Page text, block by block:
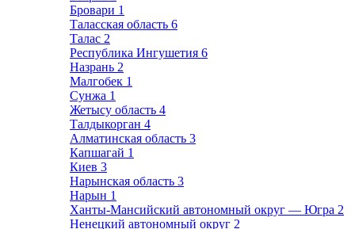
Бровари 1
Таласская область 6
Талас 2
Республика Ингушетия 6
Назрань 2
Малгобек 1
Сунжа 1
Жетысу область 4
Талдыкорган 4
Алматинская область 3
Капшагай 1
Киев 3
Нарынская область 3
Нарын 1
Ханты-Мансийский автономный округ — Югра 2
Ненецкий автономный округ 2